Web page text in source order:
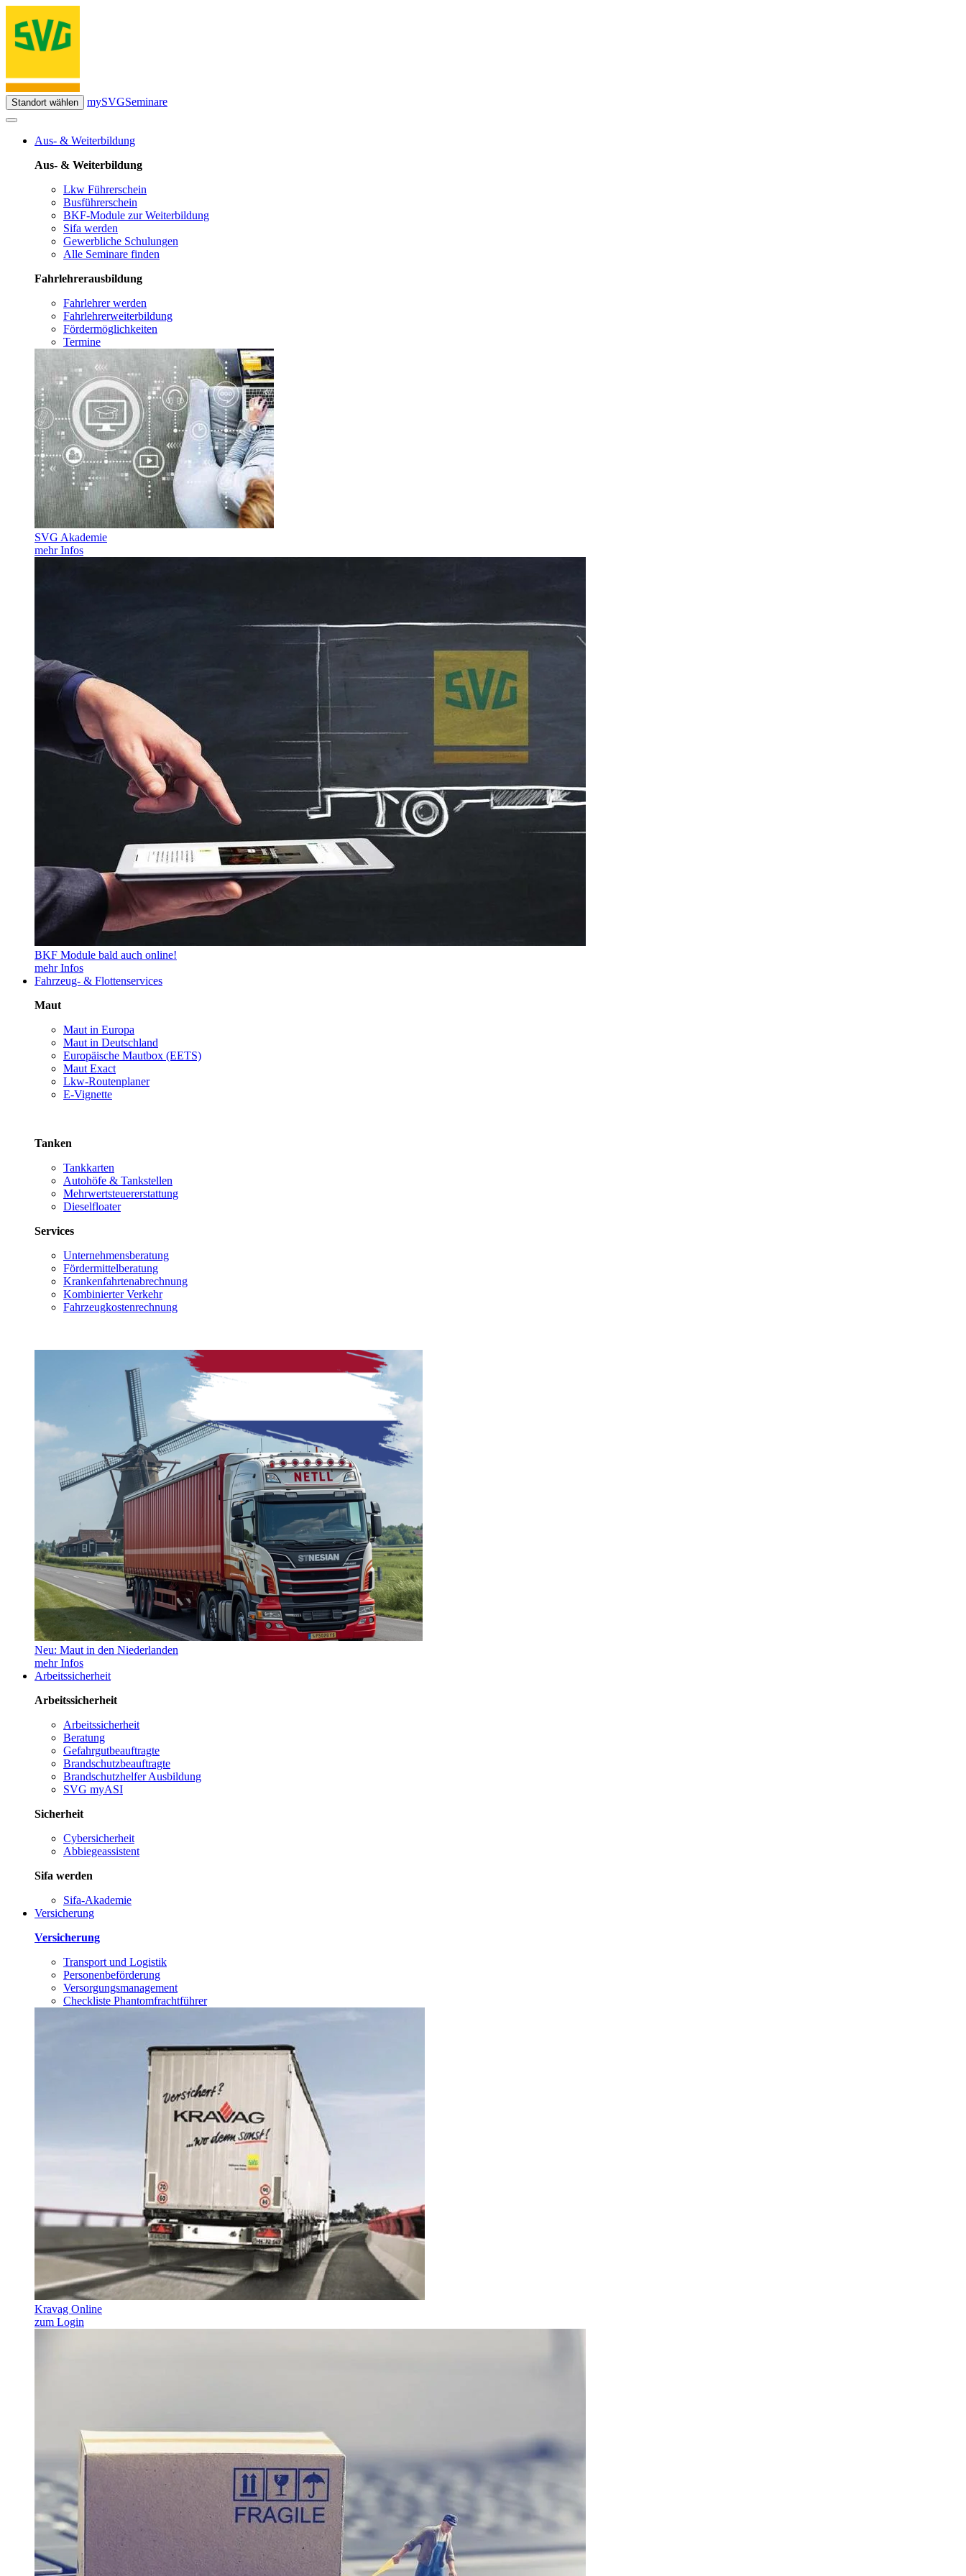
Standort wählen mySVGSeminare
Aus- & Weiterbildung
Aus- & Weiterbildung
Lkw Führerschein
Busführerschein
BKF-Module zur Weiterbildung
Sifa werden
Gewerbliche Schulungen
Alle Seminare finden
Fahrlehrerausbildung
Fahrlehrer werden
Fahrlehrerweiterbildung
Fördermöglichkeiten
Termine
SVG Akademie
mehr Infos
BKF Module bald auch online!
mehr Infos
Fahrzeug- & Flottenservices
Maut
Maut in Europa
Maut in Deutschland
Europäische Mautbox (EETS)
Maut Exact
Lkw-Routenplaner
E-Vignette
Tanken
Tankkarten
Autohöfe & Tankstellen
Mehrwertsteuererstattung
Dieselfloater
Services
Unternehmensberatung
Fördermittelberatung
Krankenfahrtenabrechnung
Kombinierter Verkehr
Fahrzeugkostenrechnung
Neu: Maut in den Niederlanden
mehr Infos
Arbeitssicherheit
Arbeitssicherheit
Arbeitssicherheit
Beratung
Gefahrgutbeauftragte
Brandschutzbeauftragte
Brandschutzhelfer Ausbildung
SVG myASI
Sicherheit
Cybersicherheit
Abbiegeassistent
Sifa werden
Sifa-Akademie
Versicherung
Versicherung
Transport und Logistik
Personenbeförderung
Versorgungsmanagement
Checkliste Phantomfrachtführer
Kravag Online
zum Login